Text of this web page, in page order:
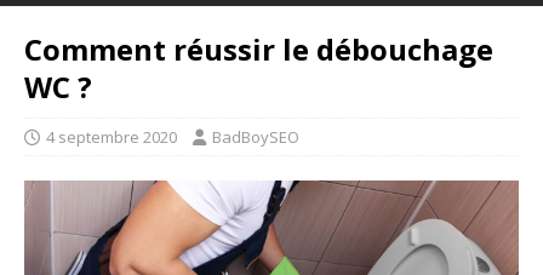
Comment réussir le débouchage
WC ?
4 septembre 2020 BadBoySEO